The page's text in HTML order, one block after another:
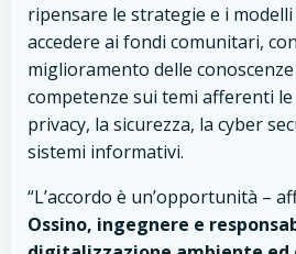
ripensare le strategie e i
accedere ai fondi comunitari,
miglioramento delle
competenze sui temi afferenti
privacy, la sicurezza, la cyber
sistemi informativi.
“L’accordo è un’opportunità –
Ossino, ingegnere e